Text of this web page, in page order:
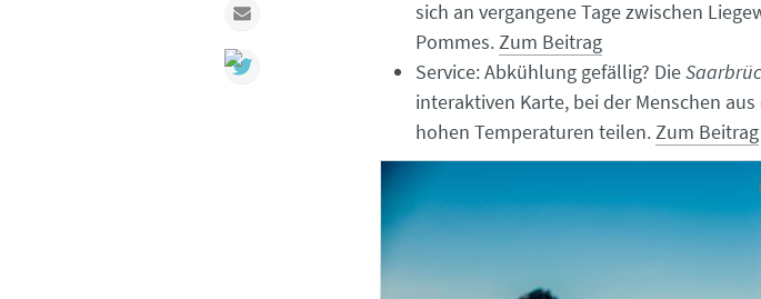
sich an vergangene Tage zwischen
Pommes.Zum Beitrag
Service: Abkühlung gefällig? Die
interaktiven Karte, bei der Menschen
hohen Temperaturen teilen.Zum Beitrag